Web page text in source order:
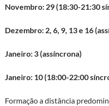
Novembro: 29 (18:30-21:30
Dezembro: 2, 6, 9, 13 e 16
Janeiro: 3 (assíncrona)
Janeiro: 10 (18:00-22:00
Formação a distância